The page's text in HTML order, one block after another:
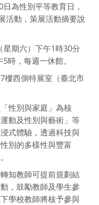
為性別平等教育日，
活動，策展活動摘要說
期六）下午1時30分
時，每週一休館。
樓西側特展室（臺北市
性別與家庭」為核
動及性別與藝術」等
式體驗，透過科技與
別的多樣性與豐富
知教師可提前規劃結
，鼓勵教師及學生參
學校教師將核予參與